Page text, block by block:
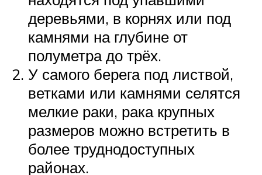
деревьями, в корнях или под
камнями на глубине от
полуметра до трёх.
У самого берега под листвой,
ветками или камнями селятся
мелкие раки, рака крупных
размеров можно встретить в
более труднодоступных
районах.